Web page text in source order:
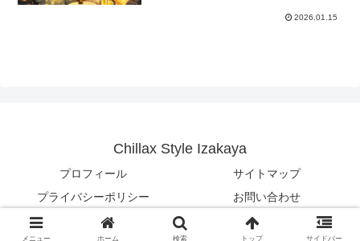
2026.01.15
Chillax Style Izakaya
プロフィール
サイトマップ
プライバシーポリシー
お問い合わせ
© 2026 Chillax Style Izakaya.
メニュー ホーム 検索 トップ サイドバー